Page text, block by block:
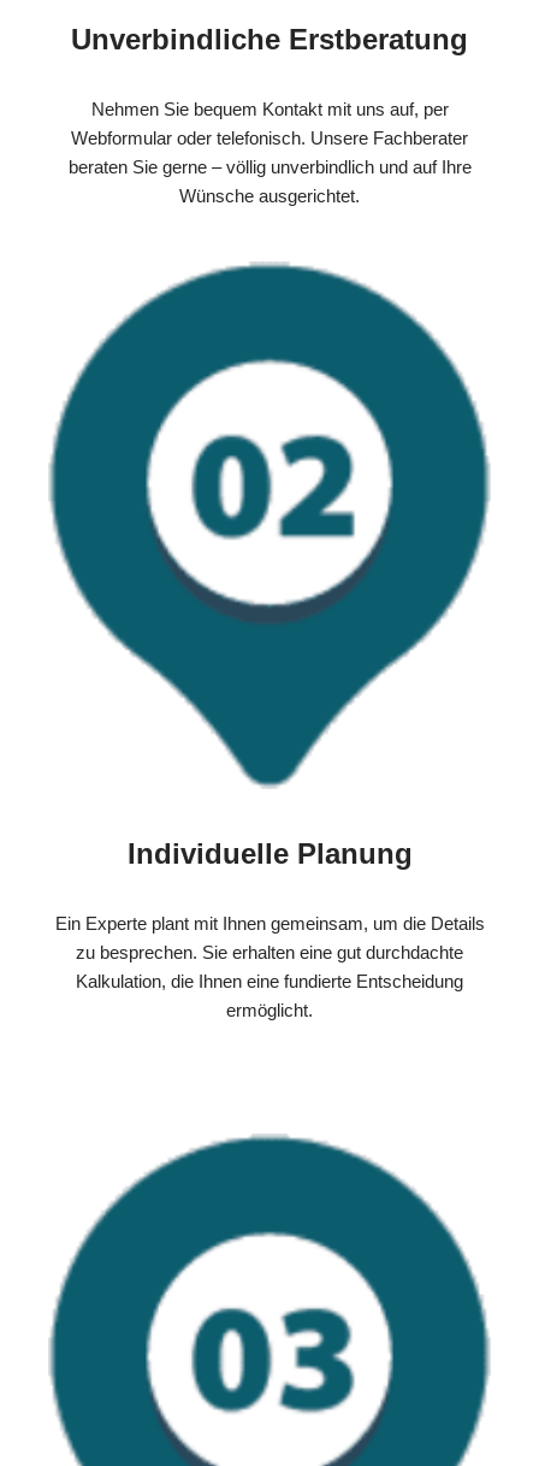
Unverbindliche Erstberatung
Nehmen Sie bequem Kontakt mit uns auf, per
Webformular oder telefonisch. Unsere Fachberater
beraten Sie gerne – völlig unverbindlich und auf Ihre
Wünsche ausgerichtet.
Individuelle Planung
Ein Experte plant mit Ihnen gemeinsam, um die Details
zu besprechen. Sie erhalten eine gut durchdachte
Kalkulation, die Ihnen eine fundierte Entscheidung
ermöglicht.